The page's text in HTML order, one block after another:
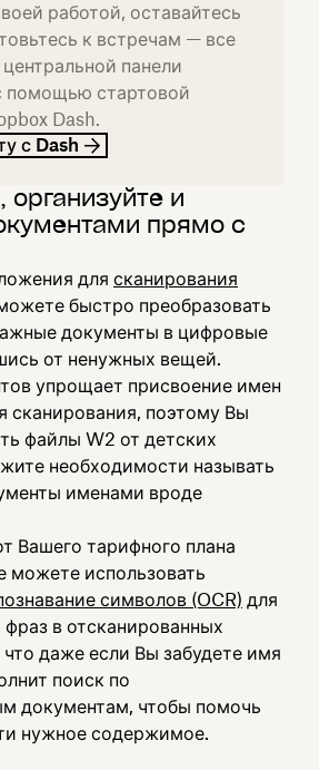
работой, оставайтесь
к встречам — все
панели
помощью стартовой
Dash.
с Dash
организуйте и
прямо с
для сканирования
быстро преобразовать
документы в цифровые
от ненужных вещей.
упрощает присвоение имен
сканирования, поэтому Вы
файлы W2 от детских
необходимости называть
именами вроде
Вашего тарифного плана
можете использовать
символов (OCR) для
в отсканированных
даже если Вы забудете имя
поиск по
документам, чтобы помочь
нужное содержимое.